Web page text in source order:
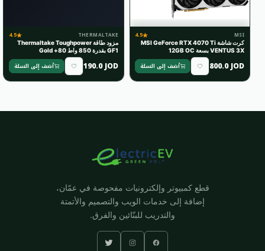
MSI
4.5
كرت شاشة MSI GeForce RTX 4070 Ti
VENTUS 3X بسعة 12GB OC
800.0 JOD أضف إلى السلة
THERMALTAKE
4.5
مزود طاقة Thermaltake Toughpower
GF1 بقدرة 850 واط 80+ Gold
190.0 JOD أضف إلى السلة
قطع كمبيوتر وإلكترونيات مفحوصة في عمّان،
إضافة إلى خدمات الويب والتصميم والأتمتة
والتدريب للبنّائين والفرق.